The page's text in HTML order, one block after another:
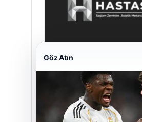
Hastaş Beton
26/05/2026
Göz Atın